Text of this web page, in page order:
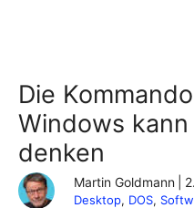
Die
Windows kann
denken
Martin Goldmann
Desktop, DOS,